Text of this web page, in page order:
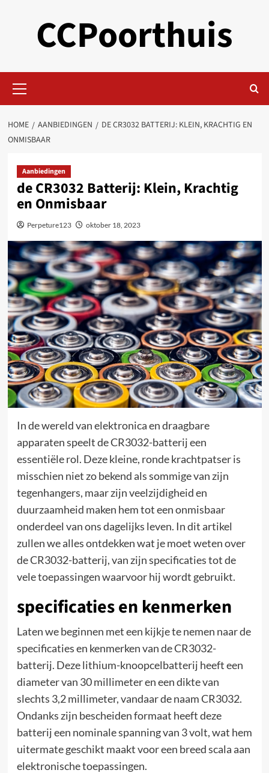
CCPoorthuis
Menu
HOME AANBIEDINGEN
DE CR3032 BATTERIJ: KLEIN, KRACHTIG EN
ONMISBAAR
Aanbiedingen
de CR3032 Batterij: Klein, Krachtig
en Onmisbaar
Perpeture123 oktober 18, 2023
In de wereld van elektronica en draagbare
apparaten speelt de CR3032-batterij een
essentiële rol. Deze kleine, ronde krachtpatser is
misschien niet zo bekend als sommige van zijn
tegenhangers, maar zijn veelzijdigheid en
duurzaamheid maken hem tot een onmisbaar
onderdeel van ons dagelijks leven. In dit artikel
zullen we alles ontdekken wat je moet weten over
de CR3032-batterij, van zijn specificaties tot de
vele toepassingen waarvoor hij wordt gebruikt.
specificaties en kenmerken
Laten we beginnen met een kijkje te nemen naar de
specificaties en kenmerken van de CR3032-
batterij. Deze lithium-knoopcelbatterij heeft een
diameter van 30 millimeter en een dikte van
slechts 3,2 millimeter, vandaar de naam CR3032.
Ondanks zijn bescheiden formaat heeft deze
batterij een nominale spanning van 3 volt, wat hem
uitermate geschikt maakt voor een breed scala aan
elektronische toepassingen.